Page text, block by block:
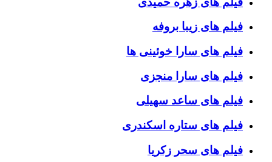
فیلم های زیبا بروفه
فیلم های سارا خوئینی ها
فیلم های سارا منجزی
فیلم های ساعد سهیلی
فیلم های ستاره اسکندری
فیلم های سحر زکریا